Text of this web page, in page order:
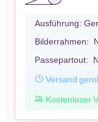
Ausführung:
Bilderrahmen:
Passepartout:
Versand
Kostenloser